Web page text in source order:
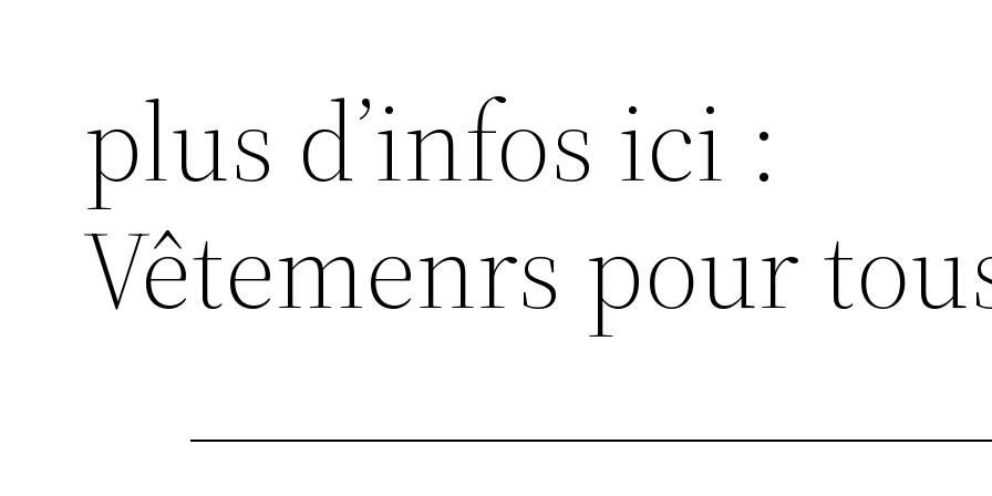
plus d’infos ici :
Vêtemenrs pour